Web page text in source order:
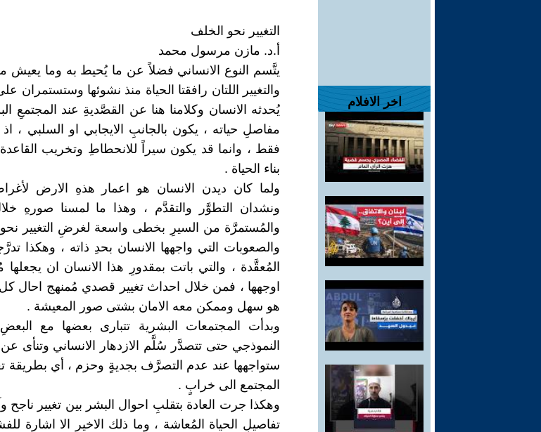
اخر الافلام
التغيير نحو الخلف
أ.د. مازن مرسول محمد
يتَّسم النوع الانساني فضلاً عن ما يُحيط به وما يعيش
والتغيير اللتان رافقتا الحياة منذ نشوئها وستستمران
يُحدثه الانسان وكلامنا هنا عن القصَّديةِ عند المجتمعِ
مفاصلِ حياته ، يكون بالجانبِ الايجابي او السلبي ،
فقط ، وانما قد يكون سيراً للانحطاطِ وتخريب القاعدة
بناء الحياة .
ولما كان ديدن الانسان هو اعمار هذهِ الارض
ونشدان التطوَّر والتقدَّم ، وهذا ما لمسنا صورهِ
والمُستمرَّة من السيرِ بخطى واسعة لغرضِ التغيير نحو
والصعوبات التي واجهها الانسان بحدِ ذاته ، وهكذا
المُعقَّدة ، والتي باتت بمقدورِ هذا الانسان ان
اوجهها ، فمن خلال احداث تغيير قصدي مُمنهج
هو سهل وممكن معه الامان بشتى صور المعيشة .
وبدأت المجتمعات البشرية تتبارى بعضها مع
النموذجي حتى تتصدَّر سُلَّم الازدهار الانساني وتنأى
ستواجهها عند عدم التصرَّف بجديةٍ وحزم ، أي بطريقة
المجتمع الى خرابٍ .
وهكذا جرت العادة بتقلبِ احوال البشر بين تغيير
تفاصيلِ الحياة المُعاشة ، وما ذلك الاخير الا